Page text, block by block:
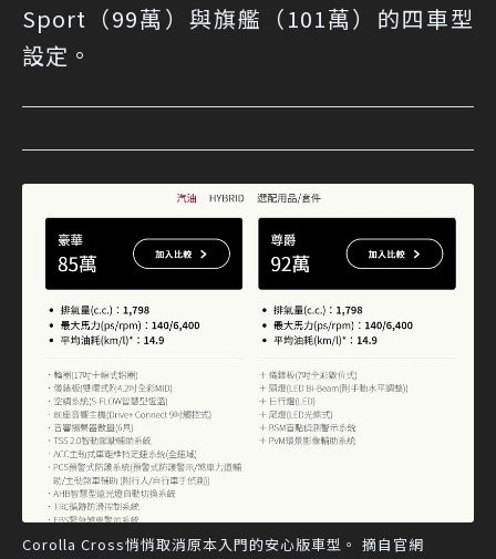
Sport（99萬）與旗艦（101萬）的四車型
設定。
Corolla Cross悄悄取消原本入門的安心版車型。 摘自官網